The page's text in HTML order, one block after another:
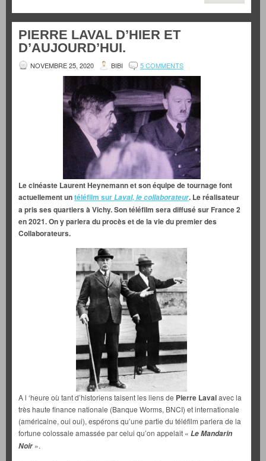
PIERRE LAVAL D’HIER ET
D’AUJOURD’HUI.
NOVEMBRE 25, 2020 BIBI 5 COMMENTS
Le cinéaste Laurent Heynemann et son équipe de tournage font
actuellement untéléfilm surLaval, le collaborateur. Le réalisateur
a pris ses quartiers à Vichy. Son téléfilm sera diffusé sur France 2
en 2021. On y parlera du procès et de la vie du premier des
Collaborateurs.
A l ‘heure où tant d’historiens taisent les liens de Pierre Lavalavec la
très haute finance nationale (Banque Worms, BNCI) et internationale
(américaine, oui oui), espérons qu’une partie du téléfilm parlera de la
fortune colossale amassée par celui qu’on appelait « Le Mandarin
Noir».